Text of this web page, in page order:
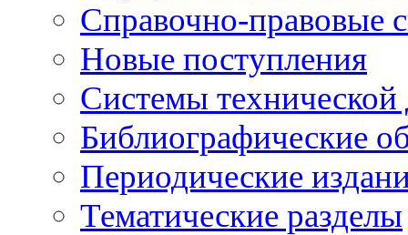
Справочно-правовые
Новые поступления
Cистемы
Библиографические
Периодические
Тематические разделы